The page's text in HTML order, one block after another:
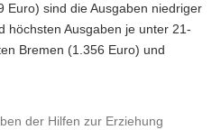
Euro) sind die Ausgaben niedriger
höchsten Ausgaben je unter 21-
Bremen (1.356 Euro) und
der Hilfen zur Erziehung